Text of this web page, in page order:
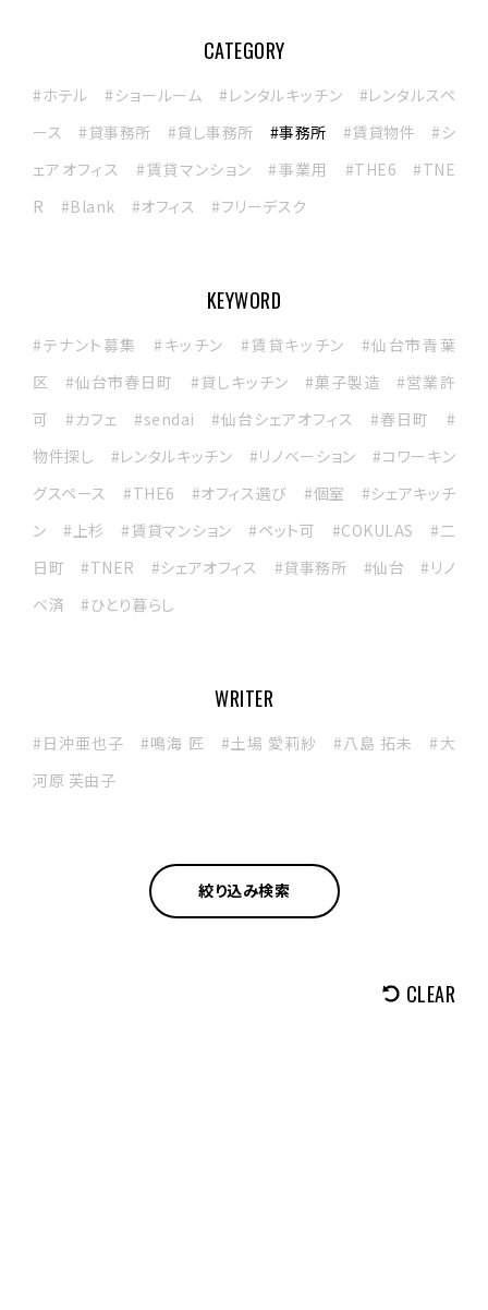
お問い合わせ CONTACT
CATEGORY
#ホテル #ショールーム #レンタルキッチン
#レンタルスペ
ース
#貸事務所 #貸し事務所 #事務所 #賃貸物件
#シ
ェアオフィス
#賃貸マンション #事業用 #THE6
#TNE
R
#Blank #オフィス #フリーデスク
KEYWORD
#テナント募集 #キッチン #賃貸キッチン
#仙台市青葉
区
#仙台市春日町 #貸しキッチン #菓子製造
#営業許
可
#カフェ #sendai #仙台シェアオフィス #春日町
#
物件探し
#レンタルキッチン #リノベーション
#コワーキン
グスペース
#THE6 #オフィス選び #個室
#シェアキッチ
ン
#上杉 #賃貸マンション #ペット可 #COKULAS
#二
日町
#TNER #シェアオフィス #貸事務所 #仙台
#リノ
ベ済
#ひとり暮らし
WRITER
#日沖亜也子 #鳴海 匠 #土場 愛莉紗 #八島 拓未
#大
河原 芙由子
絞り込み検索
CLEAR